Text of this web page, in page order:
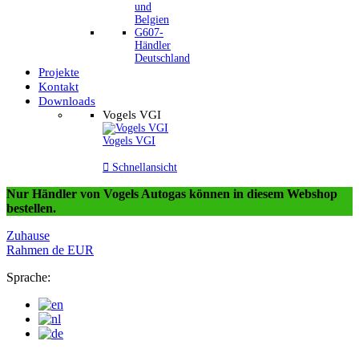
und
Belgien
G607-
Händler
Deutschland
Projekte
Kontakt
Downloads
Vogels VGI
Vogels VGI
 Schnellansicht
Nur Händler von Vogels Autogas können in diesem Webshop
bestellen.
Zuhause
Rahmen de EUR
Sprache: